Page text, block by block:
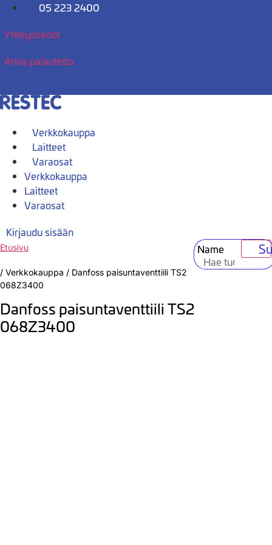
Mene
05 223 2400
Yhteystiedot
Anna palautetta
Verkkokauppa
Laitteet
Varaosat
Verkkokauppa
Laitteet
Varaosat
Kirjaudu sisään
Name
Etusivu
/ Verkkokauppa / Danfoss paisuntaventtiili TS2
068Z3400
Danfoss paisuntaventtiili TS2
068Z3400